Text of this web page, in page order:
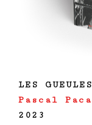
LES
Pascal
2023